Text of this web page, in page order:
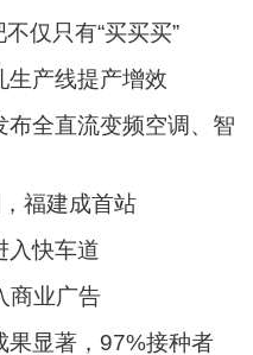
仅只有“买买买”
生产线提产增效
全直流变频空调、智
福建成首站
入快车道
商业广告
果显著，97%接种者